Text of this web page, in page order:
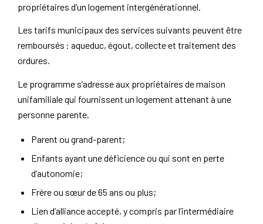
propriétaires d’un logement intergénérationnel.
Les tarifs municipaux des services suivants peuvent être
remboursés : aqueduc, égout, collecte et traitement des
ordures.
Le programme s’adresse aux propriétaires de maison
unifamiliale qui fournissent un logement attenant à une
personne parente.
Parent ou grand-parent;
Enfants ayant une déficience ou qui sont en perte
d’autonomie;
Frère ou sœur de 65 ans ou plus;
Lien d’alliance accepté, y compris par l’intermédiaire